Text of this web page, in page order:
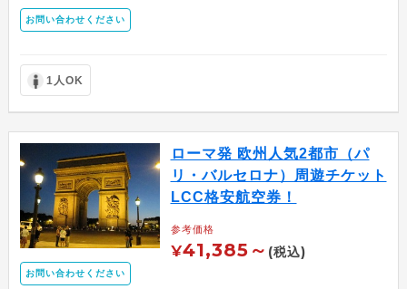
お問い合わせください
1人OK
お問い合わせください
ローマ発 欧州人気2都市（パ
リ・バルセロナ）周遊チケット
LCC格安航空券！
参考価格
¥41,385～ (税込)